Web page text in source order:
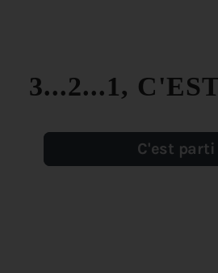
3...2...1,